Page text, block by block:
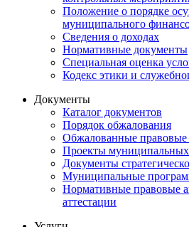
Положение о порядке
муниципального
Сведения о доходах
Нормативные документы
Специальная оценка
Кодекс этики и
Документы
Каталог документов
Порядок обжалования
Обжалованные правовые
Проекты муниципальных
Документы
Муниципальные
Нормативные правовые
аттестации